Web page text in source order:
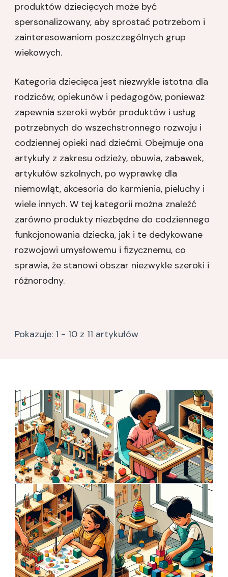
produktów dziecięcych może być
spersonalizowany, aby sprostać potrzebom i
zainteresowaniom poszczególnych grup
wiekowych.
Kategoria dziecięca jest niezwykle istotna dla
rodziców, opiekunów i pedagogów, ponieważ
zapewnia szeroki wybór produktów i usług
potrzebnych do wszechstronnego rozwoju i
codziennej opieki nad dziećmi. Obejmuje ona
artykuły z zakresu odzieży, obuwia, zabawek,
artykułów szkolnych, po wyprawkę dla
niemowląt, akcesoria do karmienia, pieluchy i
wiele innych. W tej kategorii można znaleźć
zarówno produkty niezbędne do codziennego
funkcjonowania dziecka, jak i te dedykowane
rozwojowi umysłowemu i fizycznemu, co
sprawia, że stanowi obszar niezwykle szeroki i
różnorodny.
Pokazuje: 1 - 10 z 11 artykułów